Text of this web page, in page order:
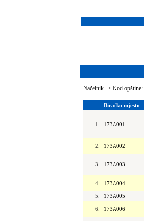
Načelnik -> Kod
Biračko mjesto
1. 173A001
2. 173A002
3. 173A003
4. 173A004
5.
173A005
6. 173A006